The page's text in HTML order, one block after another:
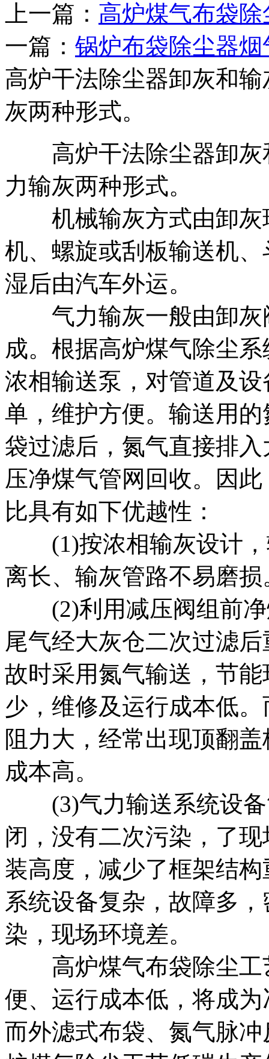
上一篇： 高炉煤气布袋
一篇： 锅炉布袋除尘器
高炉干法除尘器卸灰和
灰两种形式。
高炉干法除尘器卸灰
力输灰两种形式。
机械输灰方式由卸灰
机、螺旋或刮板输送机
湿后由汽车外运。
气力输灰一般由卸灰
成。根据高炉煤气除尘
浓相输送泵，对管道及
单，维护方便。输送用
袋过滤后，氮气直接排
压净煤气管网回收。因
比具有如下优越性：
(1)按浓相输灰设计，
离长、输灰管路不易磨损
(2)利用减压阀组前净
尾气经大灰仓二次过滤
故时采用氮气输送，节
少，维修及运行成本低
阻力大，经常出现顶翻
成本高。
(3)气力输送系统设备
闭，没有二次污染，了
装高度，减少了框架结
系统设备复杂，故障多
染，现场环境差。
高炉煤气布袋除尘工
便、运行成本低，将成
而外滤式布袋、氮气脉